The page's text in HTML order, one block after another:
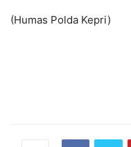
(Humas Polda Kepri)